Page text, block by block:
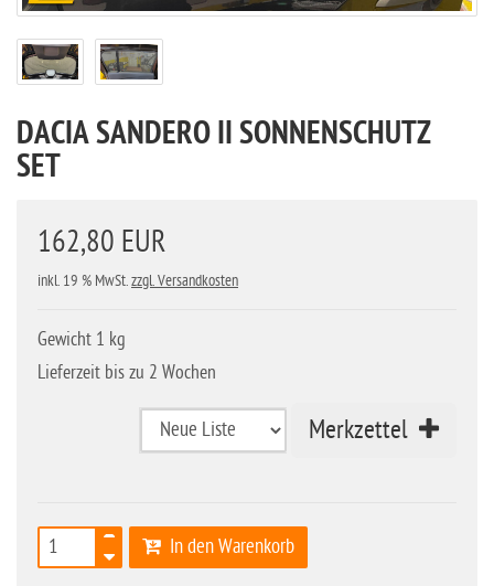
DACIA SANDERO II SONNENSCHUTZ
SET
162,80 EUR
inkl. 19 % MwSt.zzgl. Versandkosten
Gewicht 1 kg
Lieferzeit bis zu 2 Wochen
Merkzettel
In den Warenkorb